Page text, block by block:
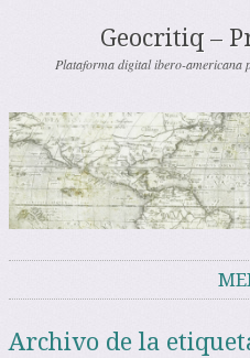
Geocritiq –
Plataforma digital ibero-americana
Archivo de la